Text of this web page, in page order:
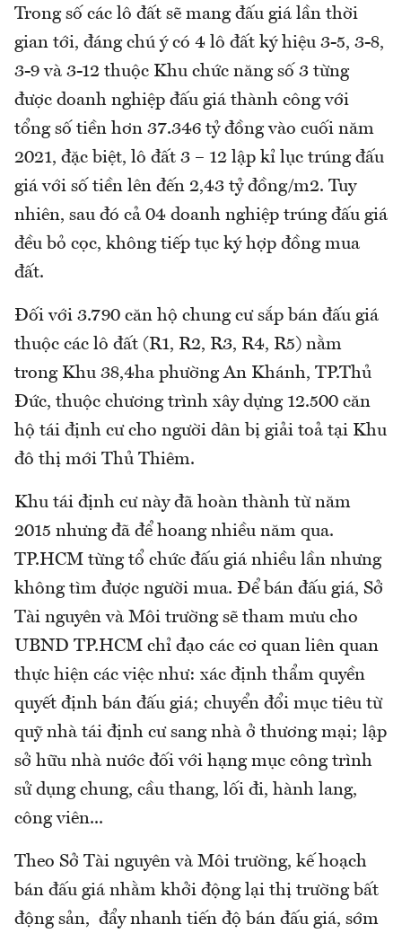
Trong số các lô đất sẽ mang đấu giá lần thời
gian tới, đáng chú ý có 4 lô đất ký hiệu 3-5, 3-8,
3-9 và 3-12 thuộc Khu chức năng số 3 từng
được doanh nghiệp đấu giá thành công với
tổng số tiền hơn 37.346 tỷ đồng vào cuối năm
2021, đặc biệt, lô đất 3 – 12 lập kỉ lục trúng đấu
giá với số tiền lên đến 2,43 tỷ đồng/m2. Tuy
nhiên, sau đó cả 04 doanh nghiệp trúng đấu giá
đều bỏ cọc, không tiếp tục ký hợp đồng mua
đất.
Đối với 3.790 căn hộ chung cư sắp bán đấu giá
thuộc các lô đất (R1, R2, R3, R4, R5) nằm
trong Khu 38,4ha phường An Khánh, TP.Thủ
Đức, thuộc chương trình xây dựng 12.500 căn
hộ tái định cư cho người dân bị giải toả tại Khu
đô thị mới Thủ Thiêm.
Khu tái định cư này đã hoàn thành từ năm
2015 nhưng đã để hoang nhiều năm qua.
TP.HCM từng tổ chức đấu giá nhiều lần nhưng
không tìm được người mua. Để bán đấu giá, Sở
Tài nguyên và Môi trường sẽ tham mưu cho
UBND TP.HCM chỉ đạo các cơ quan liên quan
thực hiện các việc như: xác định thẩm quyền
quyết định bán đấu giá; chuyển đổi mục tiêu từ
quỹ nhà tái định cư sang nhà ở thương mại; lập
sở hữu nhà nước đối với hạng mục công trình
sử dụng chung, cầu thang, lối đi, hành lang,
công viên...
Theo Sở Tài nguyên và Môi trường, kế hoạch
bán đấu giá nhằm khởi động lại thị trường bất
động sản, đẩy nhanh tiến độ bán đấu giá, sớm